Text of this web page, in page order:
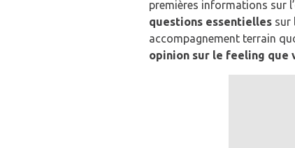
premières informations sur
questions essentielles sur
accompagnement terrain
opinion sur le feeling que